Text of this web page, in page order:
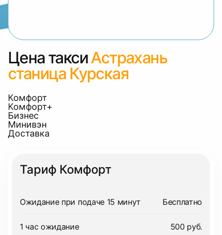
Цена таксиАстрахань
станица Курская
Комфорт
Комфорт+
Бизнес
Минивэн
Доставка
Тариф Комфорт
Ожидание при подаче 15 минут Бесплатно
1 час ожидание 500 руб.